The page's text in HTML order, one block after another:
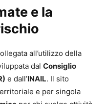
e la
all’utilizzo della
dal Consiglio
e dall’INAIL. Il sito
e per singola